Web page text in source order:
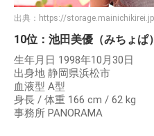
出典： https://storage.mainichikirei.jp
10位：池田美優（みちょぱ）
生年月日 1998年10月30日
出身地 静岡県浜松市
血液型 A型
身長 / 体重 166 cm / 62 kg
事務所 PANORAMA